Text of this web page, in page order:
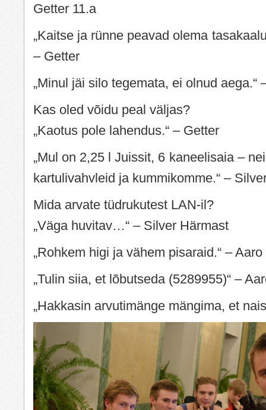
Getter 11.a
„Kaitse ja rünne peavad olema
– Getter
„Minul jäi silo tegemata, ei olnud aega.“
Kas oled võidu peal väljas?
„Kaotus pole lahendus.“ – Getter
„Mul on 2,25 l Juissit, 6 kaneelisaia –
kartulivahvleid ja kummikomme.“ –
Mida arvate tüdrukutest LAN-il?
„Väga huvitav…“ – Silver Härmast
„Rohkem higi ja vähem pisaraid.“ –
„Tulin siia, et lõbutseda (5289955)“ –
„Hakkasin arvutimänge mängima, et